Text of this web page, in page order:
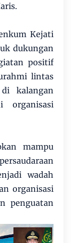
Kejati
dukungan
positif
lintas
kalangan
organisasi
mampu
wadah
organisasi
penguatan